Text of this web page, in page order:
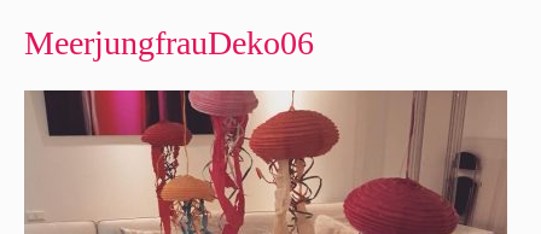
MeerjungfrauDeko06